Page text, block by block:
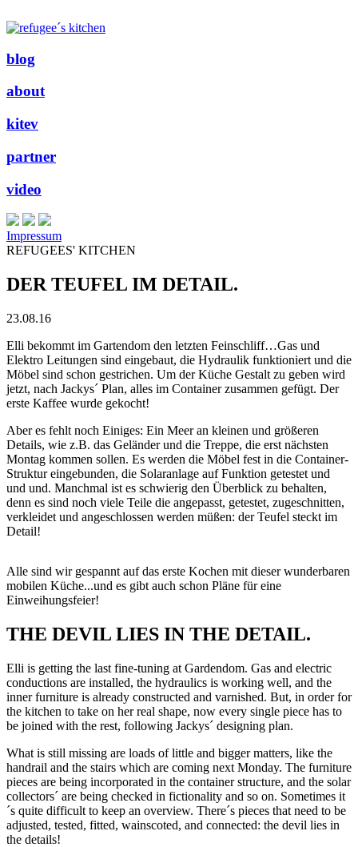
blog
about
kitev
partner
video
Impressum
REFUGEES' KITCHEN
DER TEUFEL IM DETAIL.
23.08.16
Elli bekommt im Gartendom den letzten Feinschliff…Gas und
Elektro Leitungen sind eingebaut, die Hydraulik funktioniert und die
Möbel sind schon gestrichen. Um der Küche Gestalt zu geben wird
jetzt, nach Jackys´ Plan, alles im Container zusammen gefügt. Der
erste Kaffee wurde gekocht!
Aber es fehlt noch Einiges: Ein Meer an kleinen und größeren
Details, wie z.B. das Geländer und die Treppe, die erst nächsten
Montag kommen sollen. Es werden die Möbel fest in die Container-
Struktur eingebunden, die Solaranlage auf Funktion getestet und
und und. Manchmal ist es schwierig den Überblick zu behalten,
denn es sind noch viele Teile die angepasst, getestet, zugeschnitten,
verkleidet und angeschlossen werden müßen: der Teufel steckt im
Detail!
Alle sind wir gespannt auf das erste Kochen mit dieser wunderbaren
mobilen Küche...und es gibt auch schon Pläne für eine
Einweihungsfeier!
THE DEVIL LIES IN THE DETAIL.
Elli is getting the last fine-tuning at Gardendom. Gas and electric
conductions are installed, the hydraulics is working well, and the
inner furniture is already constructed and varnished. But, in order for
the kitchen to take on her real shape, now every single piece has to
be joined with the rest, following Jackys´ designing plan.
What is still missing are loads of little and bigger matters, like the
handrail and the stairs which are coming next Monday. The furniture
pieces are being incorporated in the container structure, and the solar
collectors´ are being checked in fictionality and so on. Sometimes it
´s quite difficult to keep an overview. There´s pieces that need to be
adjusted, tested, fitted, wainscoted, and connected: the devil lies in
the details!